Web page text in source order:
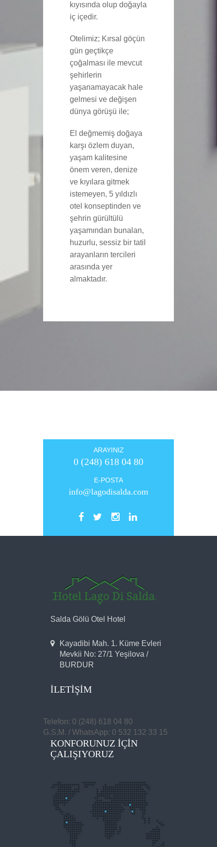
kıyısında olup doğayla
iç içedir.
Otelimiz; Kırsal göçün
gün geçtikçe
çoğalması ile mevcut
şehirlerin
yaşanamayacak hale
gelmesi ve değişen
dünya görüşü ile;
El değmemiş doğaya
karşı özlem duyan,
yaşam kalitesine
önem veren, denize
ve kıyılara gitmek
istemeyen, 5 yıldızlı
otel konseptinden ve
şehrin gürültülü
yaşamından bunalan,
huzurlu, sessiz bir tatil
arayanların tercileri
arasında yer
almaktadır.
ARAYINIZ
0 (248) 618 04 80
E-POSTA
info@lagodisalda.com
Salda Gölü Otel Hotel
Kayadibi Mah. 1. Küme Evleri
Mevkii No: 27/1 Yeşilova /
BURDUR
İLETIŞIM
Telefon: 0 (248) 618 04 80
G.S.M. / WhatsApp: 0 532 132 33 15
KONFORUNUZ IÇIN
ÇALIŞIYORUZ